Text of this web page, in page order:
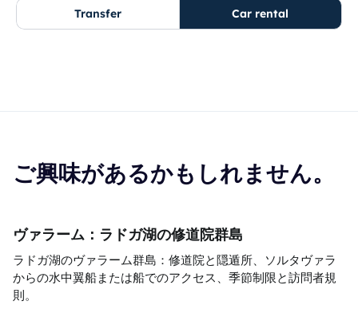
Transfer Car rental
ご興味があるかもしれません。
ヴァラーム：ラドガ湖の修道院群島
ラドガ湖のヴァラーム群島：修道院と隠遁所、ソルタヴァラ
からの水中翼船または船でのアクセス、季節制限と訪問者規
則。